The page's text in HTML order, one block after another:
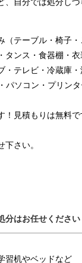
（テーブル・椅子
タンス・食器棚・
・テレビ・冷蔵庫
パソコン・プリン
！見積もりは無料
下さい。
分はお任せください
習机やベッドなど